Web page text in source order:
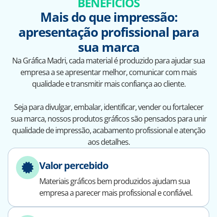
Mais do que impressão:
apresentação profissional para
sua marca
Na Gráfica Madri, cada material é produzido para ajudar sua
empresa a se apresentar melhor, comunicar com mais
qualidade e transmitir mais confiança ao cliente.
Seja para divulgar, embalar, identificar, vender ou fortalecer
sua marca, nossos produtos gráficos são pensados para unir
qualidade de impressão, acabamento profissional e atenção
aos detalhes.
Valor percebido
Materiais gráficos bem produzidos ajudam sua
empresa a parecer mais profissional e confiável.